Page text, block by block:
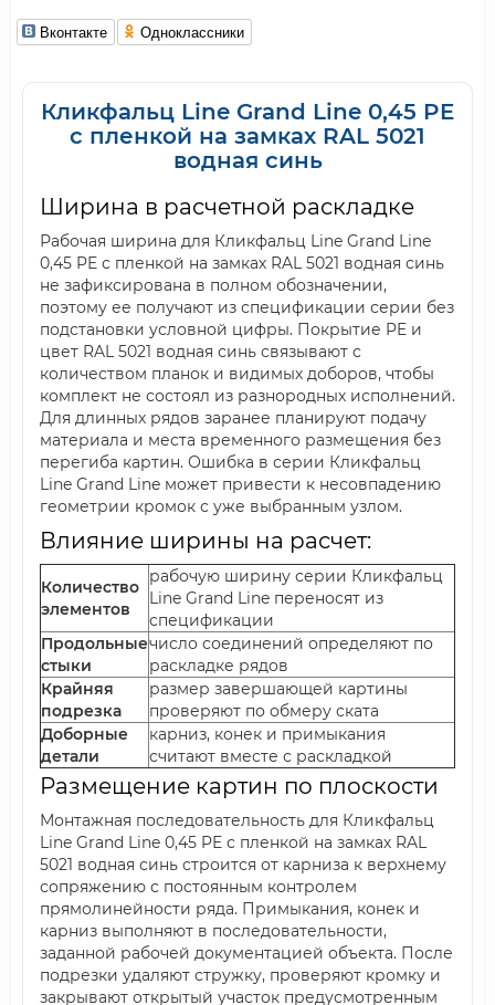
Вконтакте Одноклассники
Кликфальц Line Grand Line 0,45 PE
с пленкой на замках RAL 5021
водная синь
Ширина в расчетной раскладке
Рабочая ширина для Кликфальц Line Grand Line
0,45 PE с пленкой на замках RAL 5021 водная синь
не зафиксирована в полном обозначении,
поэтому ее получают из спецификации серии без
подстановки условной цифры. Покрытие PE и
цвет RAL 5021 водная синь связывают с
количеством планок и видимых доборов, чтобы
комплект не состоял из разнородных исполнений.
Для длинных рядов заранее планируют подачу
материала и места временного размещения без
перегиба картин. Ошибка в серии Кликфальц
Line Grand Line может привести к несовпадению
геометрии кромок с уже выбранным узлом.
Влияние ширины на расчет:
Количество
элементов
рабочую ширину серии Кликфальц
Line Grand Line переносят из
спецификации
Продольные
стыки
число соединений определяют по
раскладке рядов
Крайняя
подрезка
размер завершающей картины
проверяют по обмеру ската
Доборные
детали
карниз, конек и примыкания
считают вместе с раскладкой
Размещение картин по плоскости
Монтажная последовательность для Кликфальц
Line Grand Line 0,45 PE с пленкой на замках RAL
5021 водная синь строится от карниза к верхнему
сопряжению с постоянным контролем
прямолинейности ряда. Примыкания, конек и
карниз выполняют в последовательности,
заданной рабочей документацией объекта. После
подрезки удаляют стружку, проверяют кромку и
закрывают открытый участок предусмотренным